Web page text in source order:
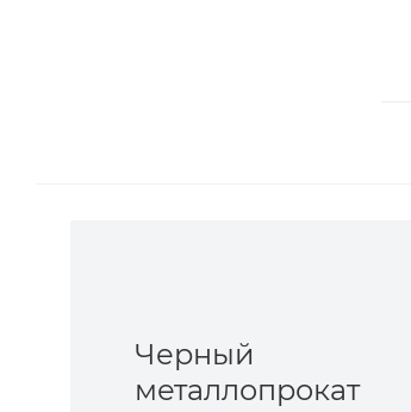
Черный
металлопрокат